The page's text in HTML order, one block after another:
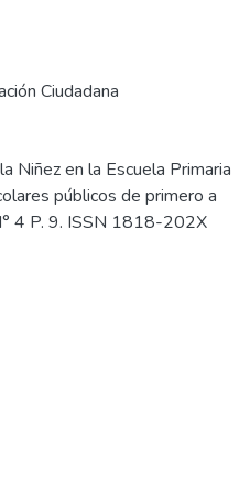
Ciudadana
Niñez en la Escuela Primaria
públicos de primero a
4 P. 9. ISSN 1818-202X